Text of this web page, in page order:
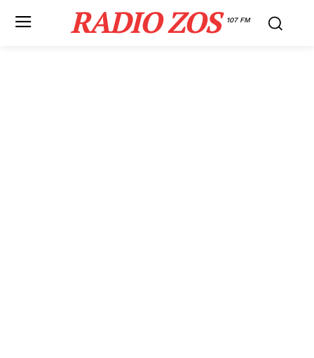
RADIO ZOS 107 FM